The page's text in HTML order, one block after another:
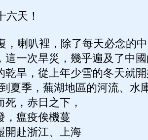
天！
喇叭裡，除了每天必念的
一次旱災，幾乎遍及了中
旱，從上年少雪的冬天就
夏季，蕪湖地區的河流、水
，赤日之下，
，瘟疫俟機蔓
開赴浙江、上海